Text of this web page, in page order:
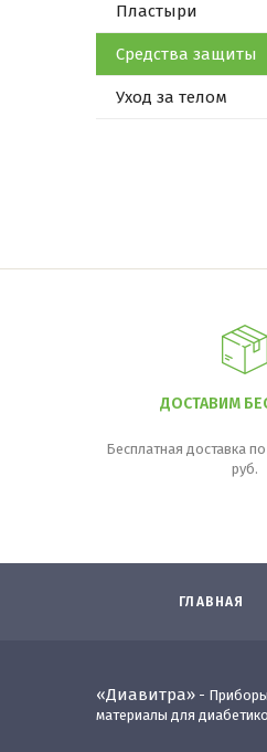
Пластыри
Средства защиты
Уход за телом
ДОСТАВИМ
Бесплатная доставка
руб.
ГЛАВНАЯ
«Диавитра» -
материалы для